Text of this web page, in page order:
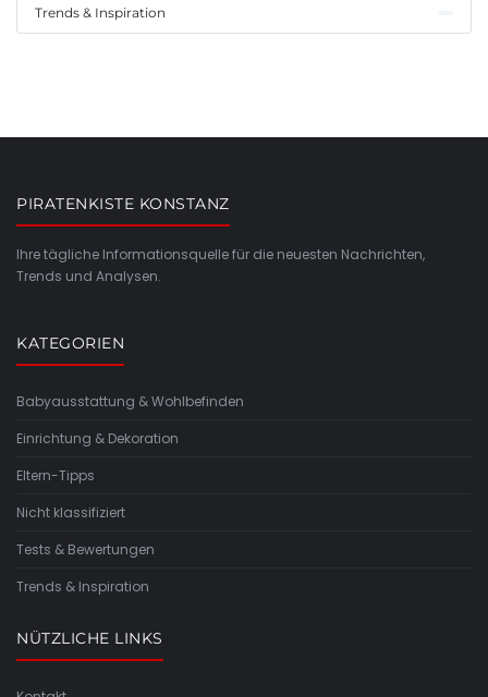
Trends & Inspiration
PIRATENKISTE KONSTANZ
Ihre tägliche Informationsquelle für die neuesten Nachrichten,
Trends und Analysen.
KATEGORIEN
Babyausstattung & Wohlbefinden
Einrichtung & Dekoration
Eltern-Tipps
Nicht klassifiziert
Tests & Bewertungen
Trends & Inspiration
NÜTZLICHE LINKS